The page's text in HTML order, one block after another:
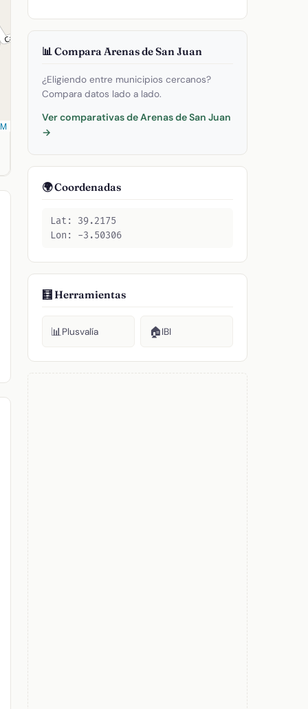
Código postal: 13679.
📊 Compara Arenas de San Juan
¿Eligiendo entre municipios cercanos?
Compara datos lado a lado.
Ver comparativas de Arenas de San Juan
→
🌍 Coordenadas
Lat: 39.2175
Lon: -3.50306
🧮 Herramientas
📊Plusvalía 🏠IBI